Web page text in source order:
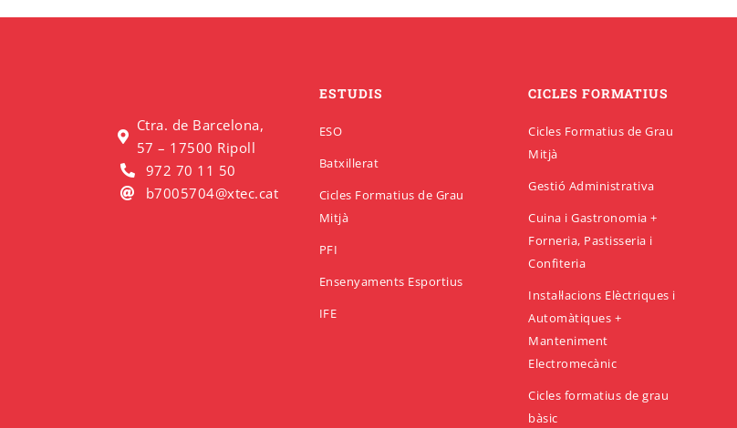
Ctra. de Barcelona,
57 – 17500 Ripoll
972 70 11 50
b7005704@xtec.cat
ESTUDIS
ESO
Batxillerat
Cicles Formatius de Grau
Mitjà
PFI
Ensenyaments Esportius
IFE
CICLES FORMATIUS
Cicles Formatius de Grau
Mitjà
Gestió Administrativa
Cuina i Gastronomia +
Forneria, Pastisseria i
Confiteria
Instal·lacions Elèctriques i
Automàtiques +
Manteniment
Electromecànic
Cicles formatius de grau
bàsic